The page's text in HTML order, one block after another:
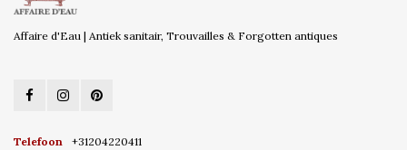
Affaire d'Eau | Antiek sanitair, Trouvailles & Forgotten antiques
Telefoon +31204220411